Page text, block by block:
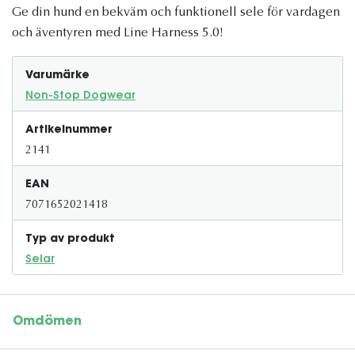
Ge din hund en bekväm och funktionell sele för vardagen
och äventyren med Line Harness 5.0!
Varumärke
Non-Stop Dogwear
Artikelnummer
2141
EAN
7071652021418
Typ av produkt
Selar
Omdömen